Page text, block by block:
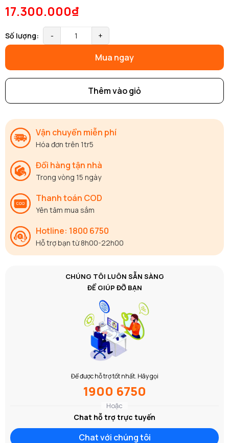
17.300.000₫
Số lượng: - +
Mua ngay
Thêm vào giỏ
Vận chuyển miễn phí
Hóa đơn trên 1tr5
Đổi hàng tận nhà
Trong vòng 15 ngày
Thanh toán COD
Yên tâm mua sắm
Hotline: 1800 6750
Hỗ trợ bạn từ 8h00-22h00
CHÚNG TÔI LUÔN SẴN SÀNG
ĐỂ GIÚP ĐỠ BẠN
Để được hỗ trợ tốt nhất. Hãy gọi
1900 6750
Hoặc
Chat hỗ trợ trực tuyến
Chat với chúng tôi